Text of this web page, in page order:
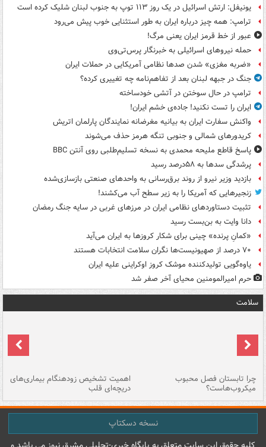
یونیفل: ارتش اسرائیل در یک روز ۱۱۳ توپ به جنوب لبنان شلیک کرده است
ترامپ: همه چیز درباره ایران به طور استثنایی خوب پیش می‌رود
عبور از خط قرمز ایران یعنی مرگ!
حمله نیروهای اسرائیلی به خبرنگار پرس‌تی‌وی
«ضربه مغزی» شدن صدها نظامی آمریکایی در حملات ایران
جنگ در جبهه لبنان بعد از تفاهم‌نامه چه تغییری کرده؟
ترامپ در حال سوختن در آتشی خودساخته
ایران را تست نکنید! جاده‌ی خشم ایران!
واکنش سفارت ایران به بیانیه مغرضانه نمایندگان پارلمان اتریش
کریدورهای شمالی و جنوبی تنگه هرمز حذف می‌شوند
پاسخ قاطع ملیحه محمدی به نسخه تسلیم‌طلبی روی آنتن BBC
پرشدگی سدها به ۵۸درصد رسید
بازدید وزیر نیرو از روند برق‌رسانی به واحدهای صنعتی بازسازی‌شده
زنجیرهایی که آمریکا را به زیر سطح آب می‌کشند!
تثبیت دستاوردهای نظامی ایران در مرزهای غربی در سایه جنگ رمضان
دانا وایت به بن‌بست رسید
«کمانِ پرنده» چینی برای شکار کروزها به ایران می‌آید
۷۰ درصد از صهیونیست‌ها نگران سلامت انتخابات هستند
یاوه‌گویی تولیدکننده موشک کروز اوکراینی علیه ایران
حرم امیرالمومنین محیای آخر صفر شد
سلامت
چرا تابستان فصل محبوب
میکروب‌هاست؟
اهمیت تشخیص زودهنگام بیماری‌های
دریچه‌ای قلب
نسخه دسکتاپ